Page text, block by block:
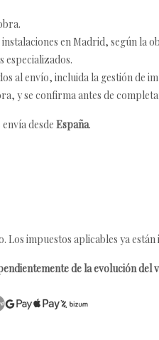
en Madrid, según la
especializados.
al envío, incluida la gestión de
y se confirma antes de
desde España.
impuestos aplicables ya están
de la evolución del